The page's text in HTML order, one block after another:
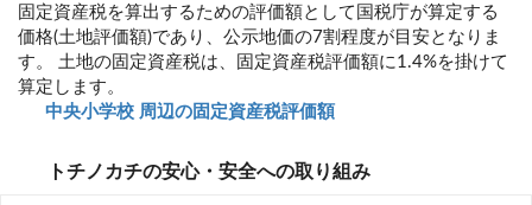
固定資産税を算出するための評価額として国税庁が算定する
価格(土地評価額)であり、公示地価の7割程度が目安となりま
す。 土地の固定資産税は、固定資産税評価額に1.4%を掛けて
算定します。
中央小学校 周辺の固定資産税評価額
トチノカチの安心・安全への取り組み